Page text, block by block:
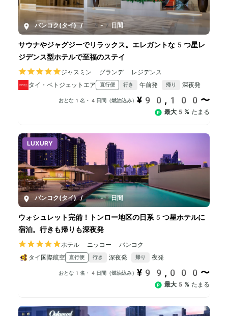
バンコク(タイ) / 4-7日間
サウナやジャグジーでリラックス。エレガントな5つ星レ
ジデンス型ホテルで至福のステイ
ジャスミン グランデ レジデンス
タイ・ベトジェットエア
直行便 行き 午前発 帰り 深夜発
おとな1名・4日間（燃油込み） ¥90,100〜
最大5% たまる
LUXURY
バンコク(タイ) / 4-8日間
ウォシュレット完備！トンロー地区の日系5つ星ホテルに
宿泊。行きも帰りも深夜発
ホテル ニッコー バンコク
タイ国際航空
直行便 行き 深夜発 帰り 夜発
おとな1名・4日間（燃油込み） ¥99,000〜
最大5% たまる